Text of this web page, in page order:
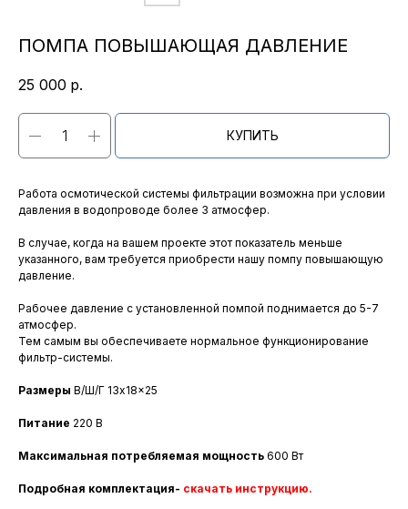
ПОМПА ПОВЫШАЮЩАЯ ДАВЛЕНИЕ
25 000 р.
КУПИТЬ
Работа осмотической системы фильтрации возможна при условии
давления в водопроводе более 3 атмосфер.
В случае, когда на вашем проекте этот показатель меньше
указанного, вам требуется приобрести нашу помпу повышающую
давление.
Рабочее давление с установленной помпой поднимается до 5-7
атмосфер.
Тем самым вы обеспечиваете нормальное функционирование
фильтр-системы.
Размеры В/Ш/Г 13x18x25
Питание 220 В
Максимальная потребляемая мощность 600 Вт
Подробная комплектация- скачать инструкцию.